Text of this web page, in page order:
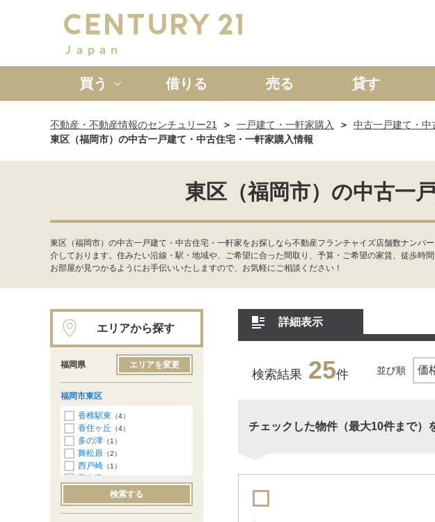
買う
新築一戸建て 中古一戸建て マンション
借りる 売る 貸す
不動産・不動産情報のセンチュリー21 一戸建て・一軒家購入 中古一戸建て・中
東区（福岡市）の中古一戸建て・中古住宅・一軒家購入情報
東区（福岡市）の中古一
東区（福岡市）の中古一戸建て・中古住宅・一軒家をお探しなら不動産フランチャイズ店舗数ナン
介しております。住みたい沿線・駅・地域や、ご希望に合った間取り、予算・ご希望の家賃、徒歩
お部屋が見つかるようにお手伝いいたしますので、お気軽にご相談ください！
詳細表示
検索結果 25件 並び順
チェックした物件（最大10件まで）
エリアから探す
福岡県 エリアを変更
福岡市東区
香椎駅東 （4）
香住ヶ丘 （4）
多の津 （1）
舞松原 （2）
西戸崎 （1）
和白東
（1）
青葉（1）
みどりが丘（1）
検索する